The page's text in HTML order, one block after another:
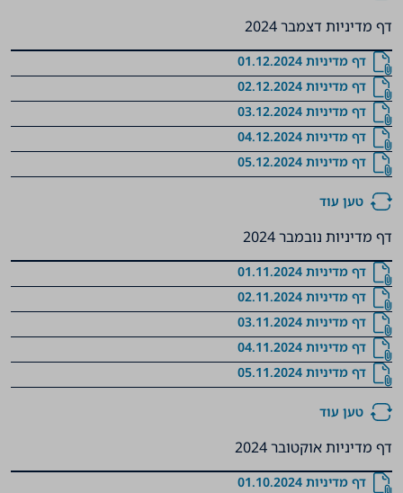
דף מדיניות דצמבר 2024
דף מדיניות 01.12.2024
דף מדיניות 02.12.2024
דף מדיניות 03.12.2024
דף מדיניות 04.12.2024
דף מדיניות 05.12.2024
טען עוד
דף מדיניות נובמבר 2024
דף מדיניות 01.11.2024
דף מדיניות 02.11.2024
דף מדיניות 03.11.2024
דף מדיניות 04.11.2024
דף מדיניות 05.11.2024
טען עוד
דף מדיניות אוקטובר 2024
דף מדיניות 01.10.2024